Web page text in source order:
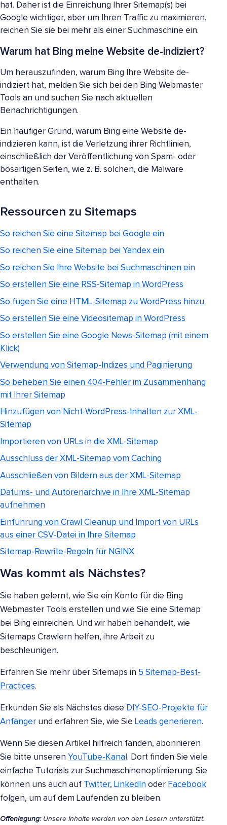
hat. Daher ist die Einreichung Ihrer Sitemap(s) bei
Google wichtiger, aber um Ihren Traffic zu maximieren,
reichen Sie sie bei mehr als einer Suchmaschine ein.
Warum hat Bing meine Website de-indiziert?
Um herauszufinden, warum Bing Ihre Website de-
indiziert hat, melden Sie sich bei den Bing Webmaster
Tools an und suchen Sie nach aktuellen
Benachrichtigungen.
Ein häufiger Grund, warum Bing eine Website de-
indizieren kann, ist die Verletzung ihrer Richtlinien,
einschließlich der Veröffentlichung von Spam- oder
bösartigen Seiten, wie z. B. solchen, die Malware
enthalten.
Ressourcen zu Sitemaps
So reichen Sie eine Sitemap bei Google ein
So reichen Sie eine Sitemap bei Yandex ein
So reichen Sie Ihre Website bei Suchmaschinen ein
So erstellen Sie eine RSS-Sitemap in WordPress
So fügen Sie eine HTML-Sitemap zu WordPress hinzu
So erstellen Sie eine Videositemap in WordPress
So erstellen Sie eine Google News-Sitemap (mit einem
Klick)
Verwendung von Sitemap-Indizes und Paginierung
So beheben Sie einen 404-Fehler im Zusammenhang
mit Ihrer Sitemap
Hinzufügen von Nicht-WordPress-Inhalten zur XML-
Sitemap
Importieren von URLs in die XML-Sitemap
Ausschluss der XML-Sitemap vom Caching
Ausschließen von Bildern aus der XML-Sitemap
Datums- und Autorenarchive in Ihre XML-Sitemap
aufnehmen
Einführung von Crawl Cleanup und Import von URLs
aus einer CSV-Datei in Ihre Sitemap
Sitemap-Rewrite-Regeln für NGINX
Was kommt als Nächstes?
Sie haben gelernt, wie Sie ein Konto für die Bing
Webmaster Tools erstellen und wie Sie eine Sitemap
bei Bing einreichen. Und wir haben behandelt, wie
Sitemaps Crawlern helfen, ihre Arbeit zu
beschleunigen.
Erfahren Sie mehr über Sitemaps in 5 Sitemap-Best-
Practices.
Erkunden Sie als Nächstes diese DIY-SEO-Projekte für
Anfänger und erfahren Sie, wie Sie Leads generieren.
Wenn Sie diesen Artikel hilfreich fanden, abonnieren
Sie bitte unseren YouTube-Kanal. Dort finden Sie viele
einfache Tutorials zur Suchmaschinenoptimierung. Sie
können uns auch auf Twitter, LinkedIn oder Facebook
folgen, um auf dem Laufenden zu bleiben.
Offenlegung:Unsere Inhalte werden von den Lesern unterstützt.